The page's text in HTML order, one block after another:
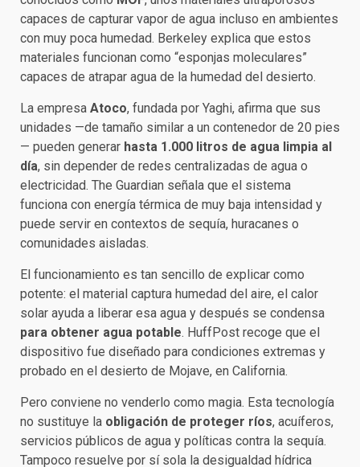
capaces de capturar vapor de agua incluso en ambientes
con muy poca humedad. Berkeley explica que estos
materiales funcionan como “esponjas moleculares”
capaces de atrapar agua de la humedad del desierto.
La empresa Atoco, fundada por Yaghi, afirma que sus
unidades —de tamaño similar a un contenedor de 20 pies
— pueden generar hasta 1.000 litros de agua limpia al
día, sin depender de redes centralizadas de agua o
electricidad. The Guardian señala que el sistema
funciona con energía térmica de muy baja intensidad y
puede servir en contextos de sequía, huracanes o
comunidades aisladas.
El funcionamiento es tan sencillo de explicar como
potente: el material captura humedad del aire, el calor
solar ayuda a liberar esa agua y después se condensa
para obtener agua potable. HuffPost recoge que el
dispositivo fue diseñado para condiciones extremas y
probado en el desierto de Mojave, en California.
Pero conviene no venderlo como magia. Esta tecnología
no sustituye la obligación de proteger ríos, acuíferos,
servicios públicos de agua y políticas contra la sequía.
Tampoco resuelve por sí sola la desigualdad hídrica